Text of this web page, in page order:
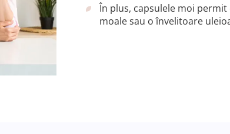
În plus, capsulele moi
moale sau o învelitoare